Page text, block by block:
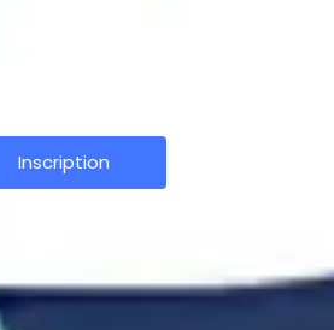
Inscription